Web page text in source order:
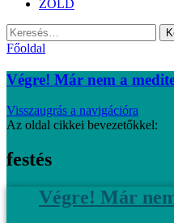
ZÖLD
Keresés:
Főoldal
Végre! Már nem a
Visszaugrás a navigációra
Az oldal cikkei bevezetőkkel:
festés
Végre! Már